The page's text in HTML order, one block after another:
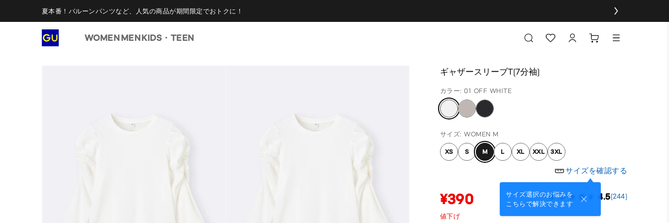
夏本番！バルーンパンツなど、人気の商品が期間限定でおトクに！
WOMEN MENKIDS・TEEN
ギャザースリーブT(7分袖)
カラー: 01 OFF WHITE
サイズ: WOMEN M
XS S M L XL XXL 3XL
サイズを確認する
サイズ選択のお悩みを
こちらで解決できます
¥390 4.5(244)
値下げ